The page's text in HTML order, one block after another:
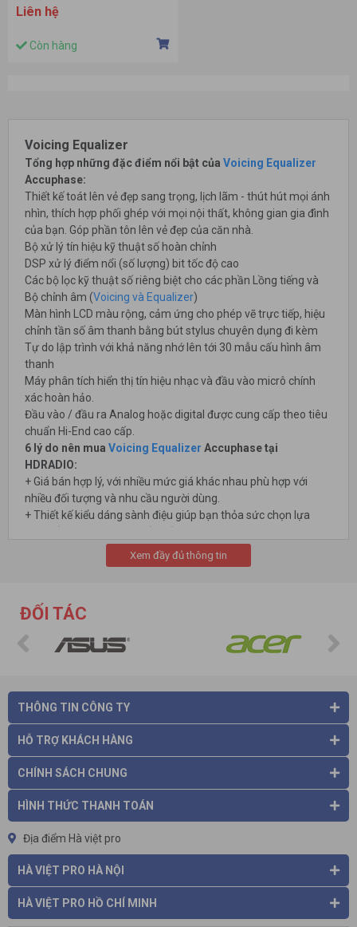
Liên hệ
Còn hàng
Voicing Equalizer
Tổng hợp những đặc điểm nổi bật của Voicing Equalizer
Accuphase:
Thiết kế toát lên vẻ đẹp sang trọng, lịch lãm - thút hút mọi ánh
nhìn, thích hợp phối ghép với mọi nội thất, không gian gia đình
của bạn. Góp phần tôn lên vẻ đẹp của căn nhà.
Bộ xử lý tín hiệu kỹ thuật số hoàn chỉnh
DSP xử lý điểm nổi (số lượng) bit tốc độ cao
Các bộ lọc kỹ thuật số riêng biệt cho các phần Lồng tiếng và
Bộ chỉnh âm (Voicing và Equalizer)
Màn hình LCD màu rộng, cảm ứng cho phép vẽ trực tiếp, hiệu
chỉnh tần số âm thanh bằng bút stylus chuyên dụng đi kèm
Tự do lập trình với khả năng nhớ lên tới 30 mẫu cấu hình âm
thanh
Máy phân tích hiển thị tín hiệu nhạc và đầu vào micrô chính
xác hoàn hảo.
Đầu vào / đầu ra Analog hoặc digital được cung cấp theo tiêu
chuẩn Hi-End cao cấp.
6 lý do nên mua Voicing Equalizer Accuphase tại
HDRADIO:
+ Giá bán hợp lý, với nhiều mức giá khác nhau phù hợp với
nhiều đối tượng và nhu cầu người dùng.
+ Thiết kế kiểu dáng sành điệu giúp bạn thỏa sức chọn lựa
+ Hỗ trợ giao hàng, lắp đặt và thu tiền tại nhà giúp bạn không
mất nhiều thời gian di chuyển.
+ Đội ngũ tư vấn viên nhiệt tình, giàu kinh nghiệm, luôn sẵn
sàng tư vấn, giải đáp và giúp bạn tìm được những sản phẩm
ưng ý và phù hợp nhất.
Xem đầy đủ thông tin
ĐỐI TÁC
THÔNG TIN CÔNG TY
HỖ TRỢ KHÁCH HÀNG
CHÍNH SÁCH CHUNG
HÌNH THỨC THANH TOÁN
Địa điểm Hà việt pro
HÀ VIỆT PRO HÀ NỘI
HÀ VIỆT PRO HỒ CHÍ MINH